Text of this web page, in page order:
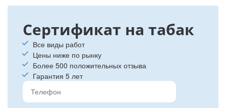
Сертификат на табак
Все виды работ
Цены ниже по рынку
Более 500 положительных отзыва
Гарантия 5 лет